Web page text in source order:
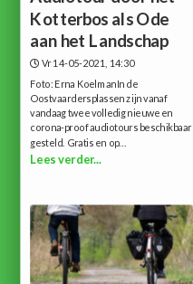
Kotterbos als Ode
aan het Landschap
Vr 14-05-2021, 14:30
Foto: Erna KoelmanIn de
Oostvaardersplassen zijn vanaf
vandaag twee volledig nieuwe en
corona-proof audiotours beschikbaar
gesteld. Gratis en op...
Lees verder...